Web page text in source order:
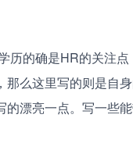
么这里写的则是自
漂亮一点。写一些